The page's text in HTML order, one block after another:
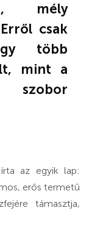
mély
csak
több
mint a
az egyik lap:
erős termetű
támasztja,